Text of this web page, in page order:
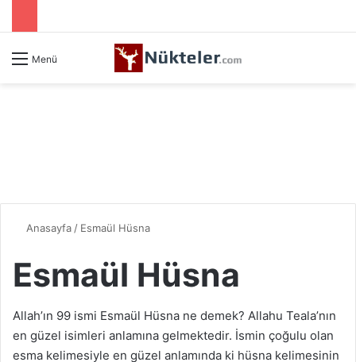
Menü
Anasayfa / Esmaül Hüsna
Esmaül Hüsna
Allah’ın 99 ismi Esmaül Hüsna ne demek? Allahu Teala’nın
en güzel isimleri anlamına gelmektedir. İsmin çoğulu olan
esma kelimesiyle en güzel anlamında ki hüsna kelimesinin